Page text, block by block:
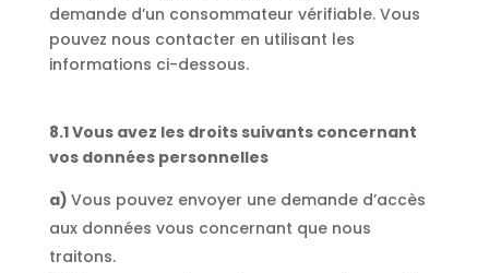
demande d’un consommateur vérifiable. Vous
pouvez nous contacter en utilisant les
informations ci-dessous.
8.1 Vous avez les droits suivants concernant
vos données personnelles
Vous pouvez envoyer une demande d’accès
aux données vous concernant que nous
traitons.